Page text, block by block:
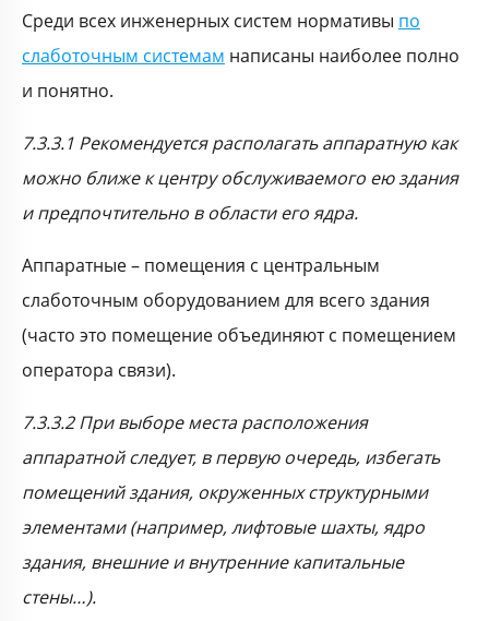
Среди всех инженерных систем нормативы по
слаботочным системам написаны наиболее полно
и понятно.
7.3.3.1 Рекомендуется располагать аппаратную как
можно ближе к центру обслуживаемого ею здания
и предпочтительно в области его ядра.
Аппаратные – помещения с центральным
слаботочным оборудованием для всего здания
(часто это помещение объединяют с помещением
оператора связи).
7.3.3.2 При выборе места расположения
аппаратной следует, в первую очередь, избегать
помещений здания, окруженных структурными
элементами (например, лифтовые шахты, ядро
здания, внешние и внутренние капитальные
стены…).